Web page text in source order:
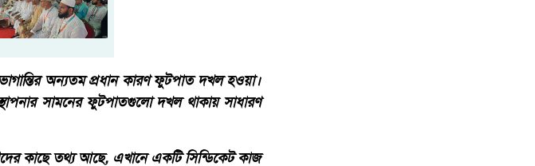
অন্যতম প্রধান কারণ ফুটপাত দখল হওয়া।
সামনের ফুটপাতগুলো দখল থাকায় সাধারণ
কাছে তথ্য আছে, এখানে একটি সিন্ডিকেট কাজ